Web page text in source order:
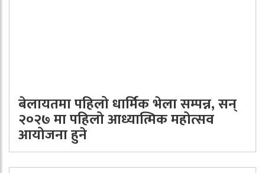
बेलायतमा पहिलो धार्मिक भेला सम्पन्न, सन्
२०२७ मा पहिलो आध्यात्मिक महोत्सव
आयोजना हुने